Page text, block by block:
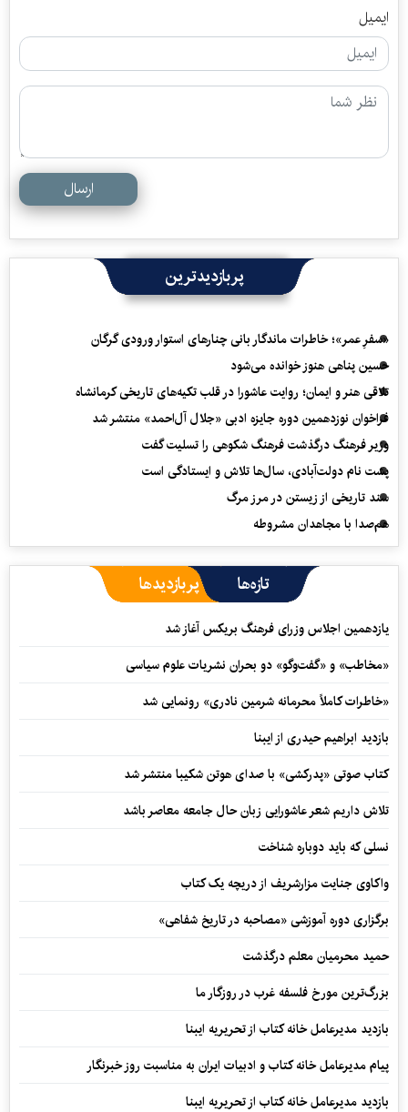
ایمیل
ارسال
پربازدیدترین
«سفرِ عمر»؛ خاطرات ماندگار بانی چنارهای استوار ورودی گرگان
حسین پناهی هنوز خوانده می‌شود
تلاقی هنر و ایمان؛ روایت عاشورا در قلب تکیه‌های تاریخی کرمانشاه
فراخوان نوزدهمین دوره جایزه ادبی «جلال آل‌احمد» منتشر شد
وزیر فرهنگ درگذشت فرهنگ شکوهی را تسلیت گفت
پشت نام دولت‌آبادی، سال‌ها تلاش و ایستادگی است
سند تاریخی از زیستن در مرز مرگ
هم‌صدا با مجاهدان مشروطه
تازه‌ها پربازدیدها
یازدهمین اجلاس وزرای فرهنگ بریکس آغاز شد
«مخاطب» و «گفت‌وگو» دو بحران نشریات علوم سیاسی
«خاطرات کاملاً محرمانه شرمین نادری» رونمایی شد
بازدید ابراهیم حیدری از ایبنا
کتاب صوتی «پدرکشی» با صدای هوتن شکیبا منتشر شد
تلاش داریم شعر عاشورایی زبان حال جامعه معاصر باشد
نسلی که باید دوباره شناخت
واکاوی جنایت مزارشریف از دریچه یک کتاب
برگزاری دوره آموزشی «مصاحبه در تاریخ شفاهی»
حمید محرمیان معلم درگذشت
بزرگ‌ترین مورخ فلسفه غرب در روزگار ما
بازدید مدیرعامل خانه کتاب از تحریریه ایبنا
پیام مدیرعامل خانه کتاب و ادبیات ایران به مناسبت روز خبرنگار
بازدید مدیرعامل خانه کتاب از تحریریه ایبنا